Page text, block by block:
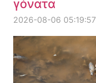
γόνατα
2026-08-06 05:19:57